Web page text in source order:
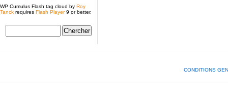
WP Cumulus Flash tag cloud by Roy
Tanck requires Flash Player9 or better.
CONDITIONS